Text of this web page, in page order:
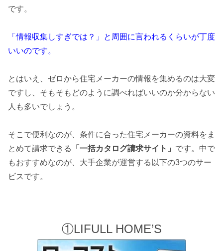
です。
「情報収集しすぎでは？」と周囲に言われるくらいが丁度
いいのです。
とはいえ、ゼロから住宅メーカーの情報を集めるのは大変
ですし、そもそもどのように調べればいいのか分からない
人も多いでしょう。
そこで便利なのが、条件に合った住宅メーカーの資料をま
とめて請求できる
「一括カタログ請求サイト」 です。中で
もおすすめなのが、大手企業が運営する以下の3つのサー
ビスです。
①LIFULL HOME’S